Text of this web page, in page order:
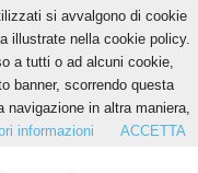
si avvalgono di cookie
illustrate nella cookie policy.
a tutti o ad alcuni cookie,
banner, scorrendo questa
navigazione in altra maniera,
informazioni ACCETTA